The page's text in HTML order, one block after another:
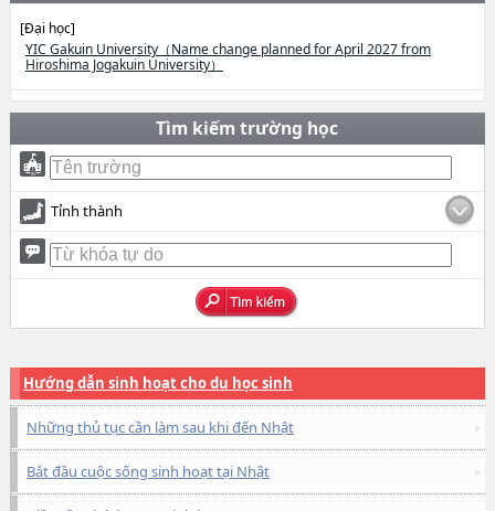
[Đại học]
YIC Gakuin University（Name change planned for April 2027 from
Hiroshima Jogakuin University）
Tìm kiếm trường học
Tỉnh thành
Hướng dẫn sinh hoạt cho du học sinh
Những thủ tục cần làm sau khi đến Nhật
Bắt đầu cuộc sống sinh hoạt tại Nhật